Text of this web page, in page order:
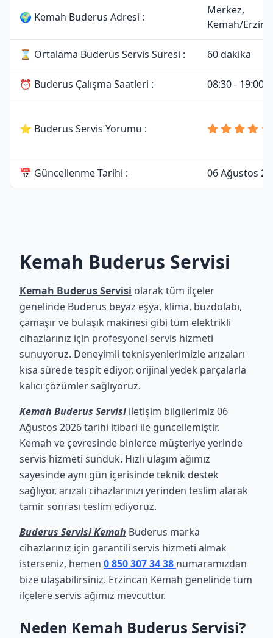
🌍 Kemah Buderus Adresi :
Merkez,
Kemah/
⌛ Ortalama Buderus Servis Süresi : 60 dakika
⏰ Buderus Çalışma Saatleri : 08:30 - 19:00
⭐ Buderus Servis Yorumu :
📅 Güncellenme Tarihi : 06 Ağustos
Kemah Buderus Servisi
Kemah Buderus Servisi olarak tüm ilçeler
genelinde Buderus beyaz eşya, klima, buzdolabı,
çamaşır ve bulaşık makinesi gibi tüm elektrikli
cihazlarınız için profesyonel servis hizmeti
sunuyoruz. Deneyimli teknisyenlerimizle arızaları
kısa sürede tespit ediyor, orijinal yedek parçalarla
kalıcı çözümler sağlıyoruz.
Kemah Buderus Servisi iletişim bilgilerimiz 06
Ağustos 2026 tarihi itibari ile güncellemiştir.
Kemah ve çevresinde binlerce müşteriye yerinde
servis hizmeti sunduk. Hızlı ulaşım ağımız
sayesinde aynı gün içerisinde teknik destek
sağlıyor, arızalı cihazlarınızı yerinden teslim alarak
tamir sonrası teslim ediyoruz.
Buderus Servisi Kemah Buderus marka
cihazlarınız için garantili servis hizmeti almak
isterseniz, hemen 0 850 307 34 38 numaramızdan
bize ulaşabilirsiniz. Erzincan Kemah genelinde tüm
ilçelere servis ağımız mevcuttur.
Neden Kemah Buderus Servisi?